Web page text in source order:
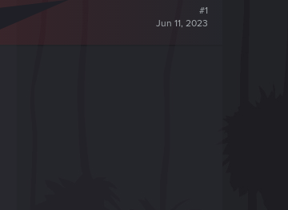
#1
Jun 11, 2023